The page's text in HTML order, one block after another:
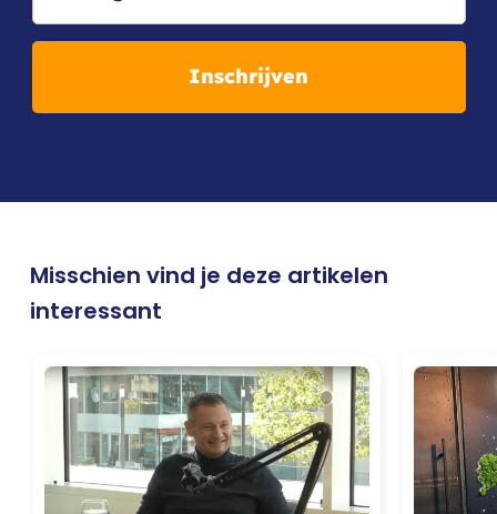
Inschrijven
Misschien vind je deze artikelen
interessant